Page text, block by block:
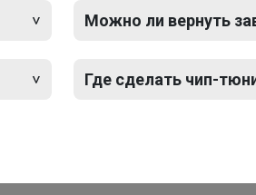
Можно ли вернуть
Где сделать чип-